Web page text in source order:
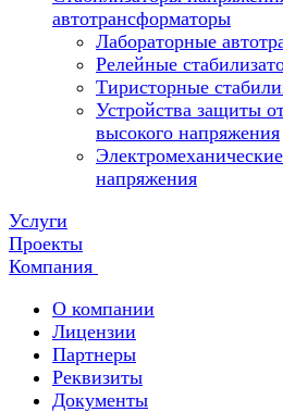
автотрансформаторы
Лабораторные
Релейные
Тиристорные
Устройства защиты
высокого напряжения
напряжения
Услуги
Проекты
Компания
О компании
Лицензии
Партнеры
Реквизиты
Документы